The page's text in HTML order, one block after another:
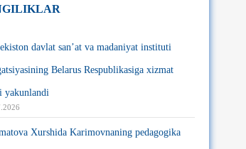
davlat san’at va madaniyat instituti
Belarus Respublikasiga xizmat
yakunlandi
Xurshida Karimovnaning pedagogika